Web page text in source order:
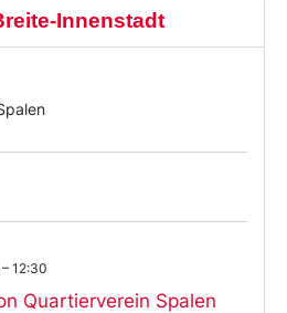
Innenstadt
Quartierverein Spalen
– 12:30